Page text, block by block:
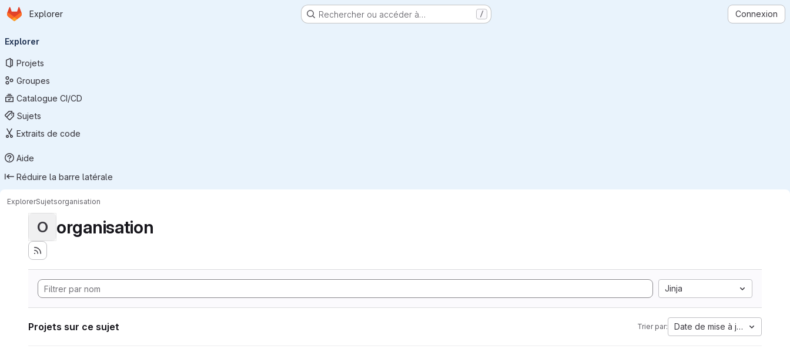
Passer au contenu principal
Page d'accueil
Explorer Rechercher ou accéder à… / Connexion
principale
Explorer
Projets
Groupes
Catalogue CI/CD
Sujets
Extraits de code
Aide
Réduire la barre latérale
ExplorerSujetsorganisation
O organisation
Jinja
Projets sur ce sujet Trier par: Date de mise à jour